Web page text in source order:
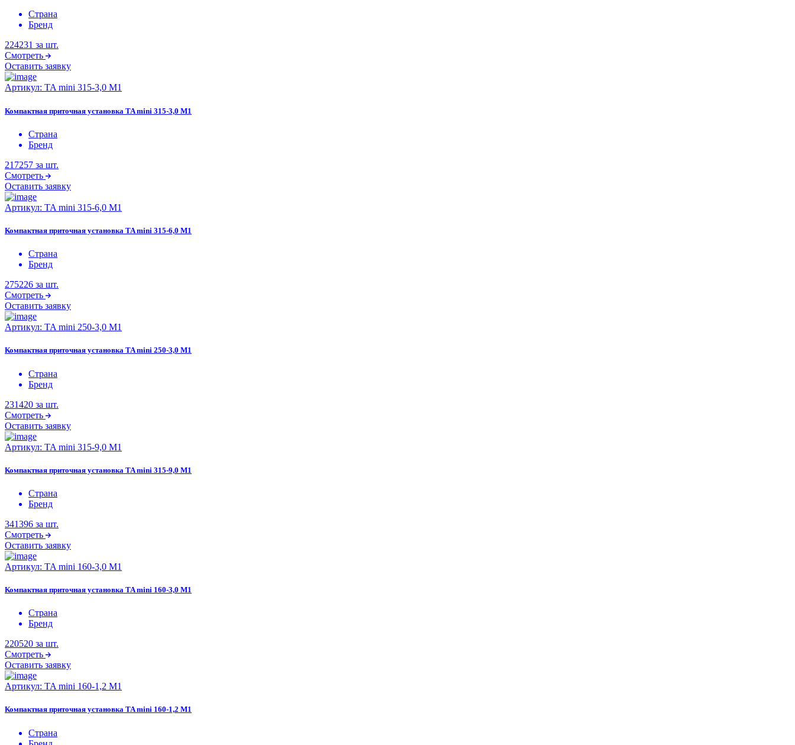
Страна
Бренд
224231 за шт.
Смотреть
Оставить заявку
Артикул: TA mini 315-3,0 M1
Компактная приточная установка TA mini 315-3,0 M1
Страна
Бренд
217257 за шт.
Смотреть
Оставить заявку
Артикул: TA mini 315-6,0 M1
Компактная приточная установка TA mini 315-6,0 M1
Страна
Бренд
275226 за шт.
Смотреть
Оставить заявку
Артикул: TA mini 250-3,0 M1
Компактная приточная установка TA mini 250-3,0 M1
Страна
Бренд
231420 за шт.
Смотреть
Оставить заявку
Артикул: TA mini 315-9,0 M1
Компактная приточная установка TA mini 315-9,0 M1
Страна
Бренд
341396 за шт.
Смотреть
Оставить заявку
Артикул: TA mini 160-3,0 M1
Компактная приточная установка TA mini 160-3,0 M1
Страна
Бренд
220520 за шт.
Смотреть
Оставить заявку
Артикул: TA mini 160-1,2 M1
Компактная приточная установка TA mini 160-1,2 M1
Страна